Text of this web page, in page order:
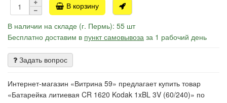
В корзину
В наличии на складе (г. Пермь): 55 шт
Бесплатно доставим в пункт самовывоза за 1 рабочий день
Задать вопрос
Интернет-магазин «Витрина 59» предлагает купить товар
«Батарейка литиевая CR 1620 Kodak 1xBL 3V (60/240)» по